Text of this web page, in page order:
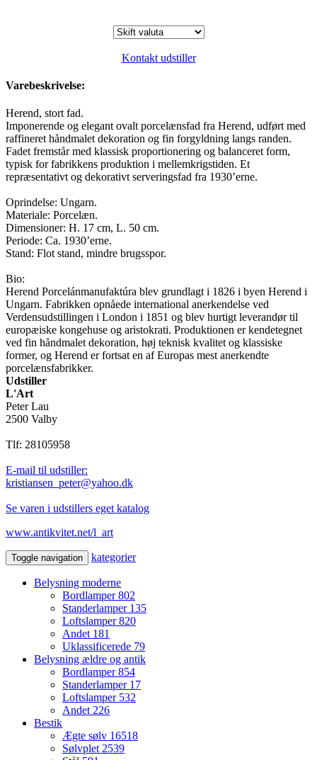
Kontakt udstiller
Varebeskrivelse:
Herend, stort fad.
Imponerende og elegant ovalt porcelænsfad fra Herend, udført med
raffineret håndmalet dekoration og fin forgyldning langs randen.
Fadet fremstår med klassisk proportionering og balanceret form,
typisk for fabrikkens produktion i mellemkrigstiden. Et
repræsentativt og dekorativt serveringsfad fra 1930’erne.
Oprindelse: Ungarn.
Materiale: Porcelæn.
Dimensioner: H. 17 cm, L. 50 cm.
Periode: Ca. 1930’erne.
Stand: Flot stand, mindre brugsspor.
Bio:
Herend Porcelánmanufaktúra blev grundlagt i 1826 i byen Herend i
Ungarn. Fabrikken opnåede international anerkendelse ved
Verdensudstillingen i London i 1851 og blev hurtigt leverandør til
europæiske kongehuse og aristokrati. Produktionen er kendetegnet
ved fin håndmalet dekoration, høj teknisk kvalitet og klassiske
former, og Herend er fortsat en af Europas mest anerkendte
porcelænsfabrikker.
Udstiller
L'Art
Peter Lau
2500 Valby
Tlf: 28105958
E-mail til udstiller:
kristiansen_peter@yahoo.dk
Se varen i udstillers eget katalog
www.antikvitet.net/l_art
Toggle navigation kategorier
Belysning moderne
Bordlamper802
Standerlamper 135
Loftslamper820
Andet 181
Uklassificerede 79
Belysning ældre og antik
Bordlamper854
Standerlamper 17
Loftslamper 532
Andet226
Bestik
Ægte sølv 16518
Sølvplet2539